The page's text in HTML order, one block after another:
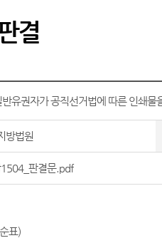
결
반유권자가 공직선거법에 따른 인쇄
방법원
판결문.pdf
표)